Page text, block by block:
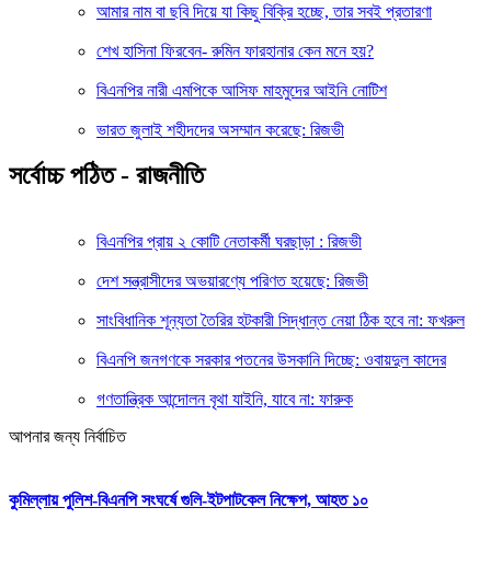
আমার নাম বা ছবি দিয়ে যা কিছু বিক্রি হচ্ছে, তার সবই প্রতারণা
শেখ হাসিনা ফিরবেন- রুমিন ফারহানার কেন মনে হয়?
বিএনপির নারী এমপিকে আসিফ মাহমুদের আইনি নোটিশ
ভারত জুলাই শহীদদের অসম্মান করেছে: রিজভী
সর্বোচ্চ পঠিত - রাজনীতি
বিএনপির প্রায় ২ কোটি নেতাকর্মী ঘরছাড়া : রিজভী
দেশ সন্ত্রাসীদের অভয়ারণ্যে পরিণত হয়েছে: রিজভী
সাংবিধানিক শূন্যতা তৈরির হটকারী সিদ্ধান্ত নেয়া ঠিক হবে না: ফখরুল
বিএনপি জনগণকে সরকার পতনের উসকানি দিচ্ছে: ওবায়দুল কাদের
গণতান্ত্রিক আন্দোলন বৃথা যাইনি, যাবে না: ফারুক
আপনার জন্য নির্বাচিত
কুমিল্লায় পুলিশ-বিএনপি সংঘর্ষে গুলি-ইটপাটকেল নিক্ষেপ, আহত ১০